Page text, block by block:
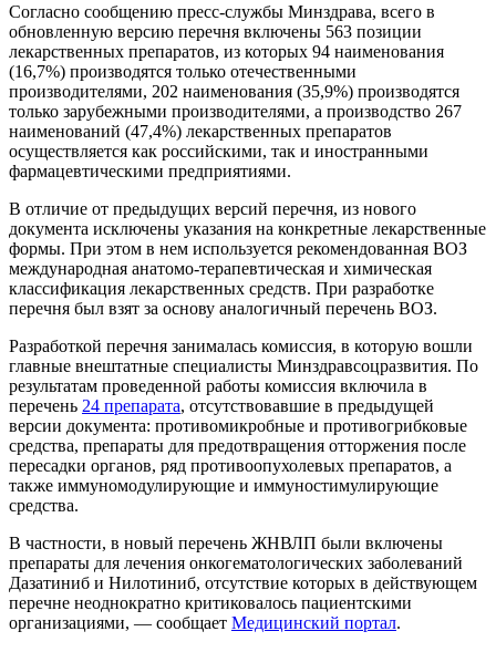
Согласно сообщению пресс-службы Минздрава, всего в
обновленную версию перечня включены 563 позиции
лекарственных препаратов, из которых 94 наименования
(16,7%) производятся только отечественными
производителями, 202 наименования (35,9%) производятся
только зарубежными производителями, а производство 267
наименований (47,4%) лекарственных препаратов
осуществляется как российскими, так и иностранными
фармацевтическими предприятиями.
В отличие от предыдущих версий перечня, из нового
документа исключены указания на конкретные лекарственные
формы. При этом в нем используется рекомендованная ВОЗ
международная анатомо-терапевтическая и химическая
классификация лекарственных средств. При разработке
перечня был взят за основу аналогичный перечень ВОЗ.
Разработкой перечня занималась комиссия, в которую вошли
главные внештатные специалисты Минздравсоцразвития. По
результатам проведенной работы комиссия включила в
перечень 24 препарата, отсутствовавшие в предыдущей
версии документа: противомикробные и противогрибковые
средства, препараты для предотвращения отторжения после
пересадки органов, ряд противоопухолевых препаратов, а
также иммуномодулирующие и иммуностимулирующие
средства.
В частности, в новый перечень ЖНВЛП были включены
препараты для лечения онкогематологических заболеваний
Дазатиниб и Нилотиниб, отсутствие которых в действующем
перечне неоднократно критиковалось пациентскими
организациями, — сообщает Медицинский портал.